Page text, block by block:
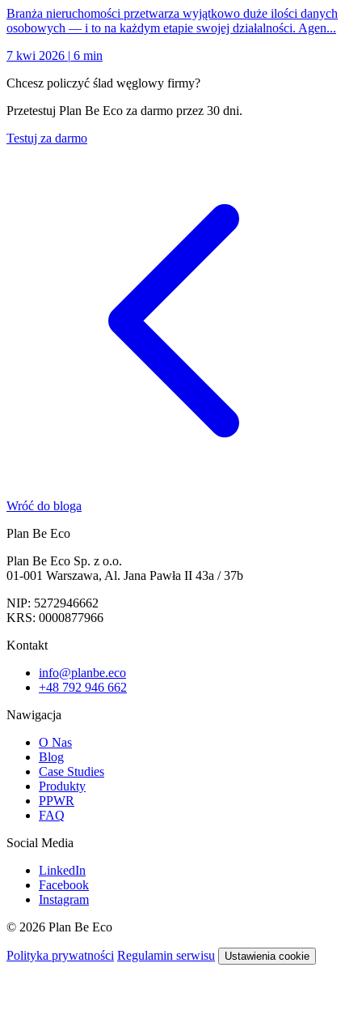
Branża nieruchomości przetwarza wyjątkowo duże ilości danych
osobowych — i to na każdym etapie swojej działalności. Agen...
7 kwi 2026 | 6 min
Chcesz policzyć ślad węglowy firmy?
Przetestuj Plan Be Eco za darmo przez 30 dni.
Testuj za darmo
Wróć do bloga
Plan Be Eco
Plan Be Eco Sp. z o.o.
01-001 Warszawa, Al. Jana Pawła II 43a / 37b
NIP: 5272946662
KRS: 0000877966
Kontakt
info@planbe.eco
+48 792 946 662
Nawigacja
O Nas
Blog
Case Studies
Produkty
PPWR
FAQ
Social Media
LinkedIn
Facebook
Instagram
© 2026 Plan Be Eco
Polityka prywatności Regulamin serwisu Ustawienia cookie